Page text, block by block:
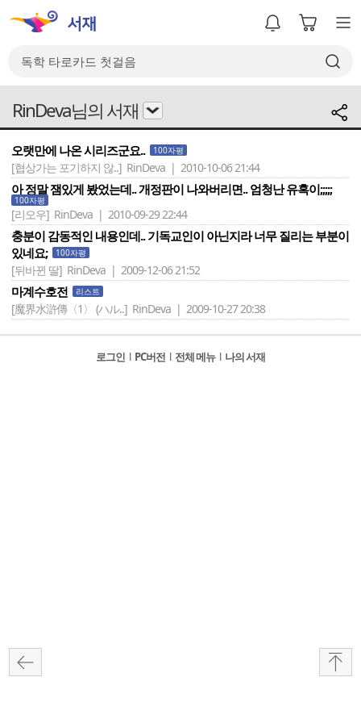
RinDeva님의 서재
오랫만에 나온 시리즈군요.. 100자평
[협상가는 포기하지 않..] RinDeva | 2010-10-06 21:44
아 정말 잼있게 봤었는데.. 개정판이 나와버리면.. 엄청난 유혹이;;;;;
100자평
[리오우] RinDeva | 2010-09-29 22:44
충분이 감동적인 내용인데.. 기독교인이 아닌지라 너무 질리는 부분이
있네요;
100자평
[뒤바뀐 딸] RinDeva | 2009-12-06 21:52
마계수호전 리스트
[魔界水滸傳〈1〉 (ハル..] RinDeva | 2009-10-27 20:38
로그인 l PC버전 l 전체 메뉴 l 나의 서재